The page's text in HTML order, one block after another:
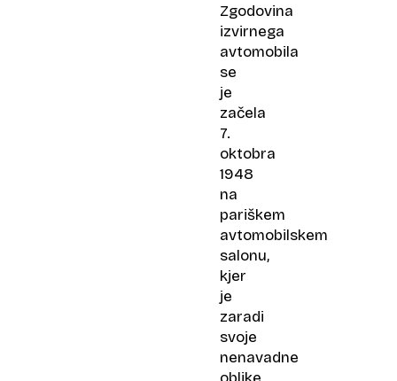
Zgodovina
izvirnega
avtomobila
se
je
začela
7.
oktobra
1948
na
pariškem
avtomobilskem
salonu,
kjer
je
zaradi
svoje
nenavadne